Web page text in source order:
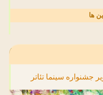
ها
جشنواره سینما تئاتر